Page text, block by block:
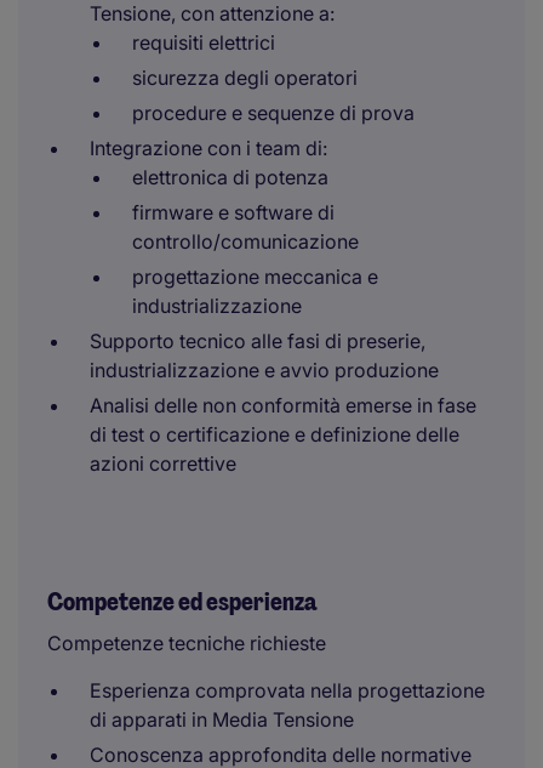
Tensione, con attenzione a:
requisiti elettrici
sicurezza degli operatori
procedure e sequenze di prova
Integrazione con i team di:
elettronica di potenza
firmware e software di
controllo/comunicazione
progettazione meccanica e
industrializzazione
Supporto tecnico alle fasi di preserie,
industrializzazione e avvio produzione
Analisi delle non conformità emerse in fase
di test o certificazione e definizione delle
azioni correttive
Competenze ed esperienza
Competenze tecniche richieste
Esperienza comprovata nella progettazione
di apparati in Media Tensione
Conoscenza approfondita delle normative